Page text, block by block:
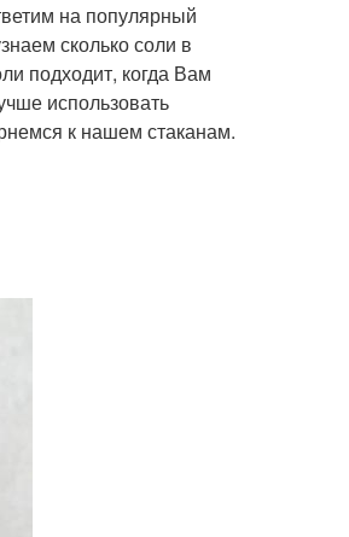
на популярный
сколько соли в
подходит, когда Вам
использовать
к нашем стаканам.